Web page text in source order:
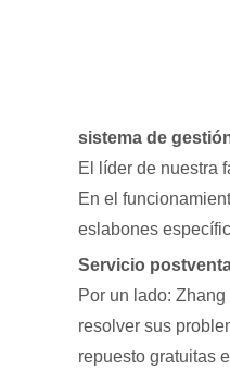
sistema de
El líder de nuestra
En el
eslabones
Servicio
Por un lado:
resolver sus
repuesto gratuitas